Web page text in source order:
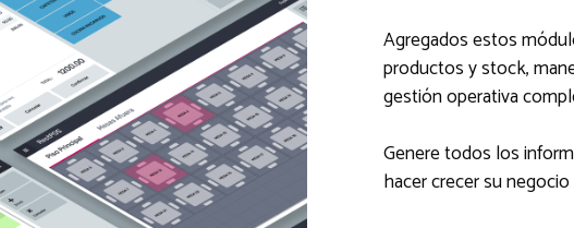
Agregados estos
productos y stock,
gestión operativa
Genere todos los
hacer crecer su